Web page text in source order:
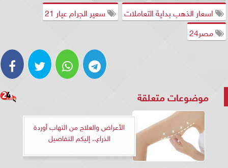
اسعار الذهب بداية التعاملات
سعير الجرام عيار 21
مصر24
موضوعات متعلقة
الأعراض والعلاج من التهاب أوردة
الذراع.. إليكم التفاصيل